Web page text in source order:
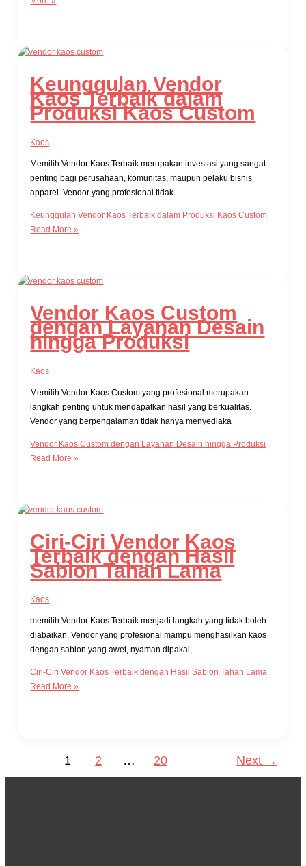
Keunggulan Vendor
Kaos Terbaik dalam
Produksi Kaos Custom
Kaos
Memilih Vendor Kaos Terbaik merupakan investasi yang sangat
penting bagi perusahaan, komunitas, maupun pelaku bisnis
apparel. Vendor yang profesional tidak
Keunggulan Vendor Kaos Terbaik dalam Produksi Kaos Custom
Read More »
Vendor Kaos Custom
dengan Layanan Desain
hingga Produksi
Kaos
Memilih Vendor Kaos Custom yang profesional merupakan
langkah penting untuk mendapatkan hasil yang berkualitas.
Vendor yang berpengalaman tidak hanya menyediaka
Vendor Kaos Custom dengan Layanan Desain hingga Produksi
Read More »
Ciri-Ciri Vendor Kaos
Terbaik dengan Hasil
Sablon Tahan Lama
Kaos
memilih Vendor Kaos Terbaik menjadi langkah yang tidak boleh
diabaikan. Vendor yang profesional mampu menghasilkan kaos
dengan sablon yang awet, nyaman dipakai,
Ciri-Ciri Vendor Kaos Terbaik dengan Hasil Sablon Tahan Lama
Read More »
1 2 … 20 Next →